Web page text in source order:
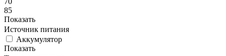
85
Показать
Источник питания
Аккумулятор
Показать